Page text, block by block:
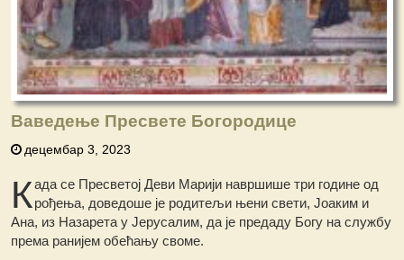
Ваведење Пресвете Богородице
децембар 3, 2023
Када се Пресветој Деви Марији навршише три године од
рођења, доведоше је родитељи њени свети, Јоаким и
Ана, из Назарета у Јерусалим, да је предаду Богу на службу
према ранијем обећању своме.